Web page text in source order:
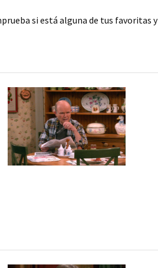
si está alguna de tus favoritas y